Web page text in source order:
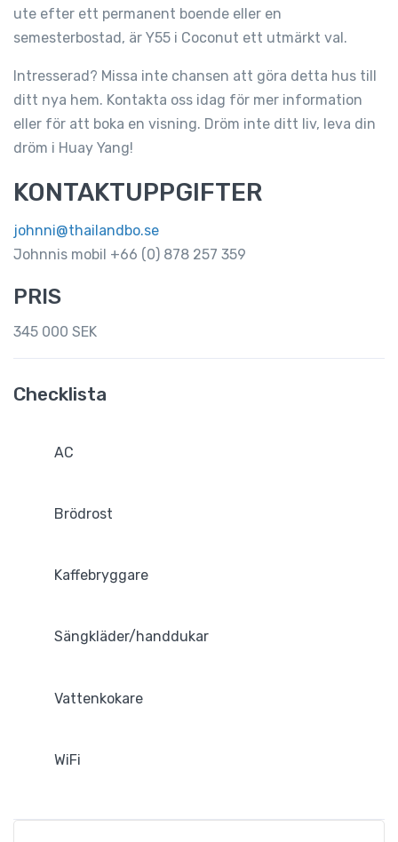
ute efter ett permanent boende eller en
semesterbostad, är Y55 i Coconut ett utmärkt val.
Intresserad? Missa inte chansen att göra detta hus till
ditt nya hem. Kontakta oss idag för mer information
eller för att boka en visning. Dröm inte ditt liv, leva din
dröm i Huay Yang!
KONTAKTUPPGIFTER
johnni@thailandbo.se
Johnnis mobil +66 (0) 878 257 359
PRIS
345 000 SEK
Checklista
AC
Brödrost
Kaffebryggare
Sängkläder/handdukar
Vattenkokare
WiFi